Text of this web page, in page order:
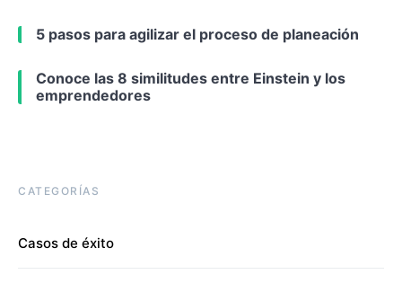
5 pasos para agilizar el proceso de planeación
Conoce las 8 similitudes entre Einstein y los
emprendedores
CATEGORÍAS
Casos de éxito